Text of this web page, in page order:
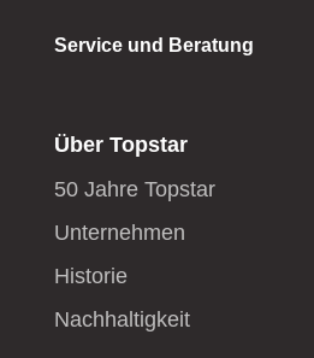
Service und Beratung
Über Topstar
50 Jahre Topstar
Unternehmen
Historie
Nachhaltigkeit